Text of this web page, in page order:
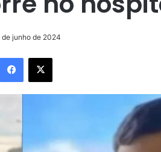
de junho de 2024
Facebook
X